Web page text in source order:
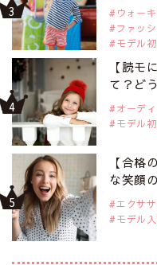
ウォー
ファッ
モデル
【読モ
て？ど
オーデ
モデル
【合格
な笑顔
エクサ
モデル